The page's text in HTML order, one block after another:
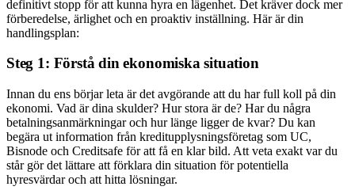
definitivt stopp för att kunna hyra en lägenhet. Det kräver dock mer
förberedelse, ärlighet och en proaktiv inställning. Här är din
handlingsplan:
Steg 1: Förstå din ekonomiska situation
Innan du ens börjar leta är det avgörande att du har full koll på din
ekonomi. Vad är dina skulder? Hur stora är de? Har du några
betalningsanmärkningar och hur länge ligger de kvar? Du kan
begära ut information från kreditupplysningsföretag som UC,
Bisnode och Creditsafe för att få en klar bild. Att veta exakt var du
står gör det lättare att förklara din situation för potentiella
hyresvärdar och att hitta lösningar.